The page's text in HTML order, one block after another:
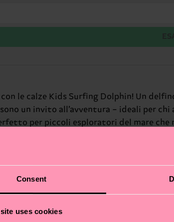
Consent
uses cookies
con le calze Kids Surfing Dolphin! Un
un invito all’avventura – ideali per
per piccoli esploratori del mare
here)